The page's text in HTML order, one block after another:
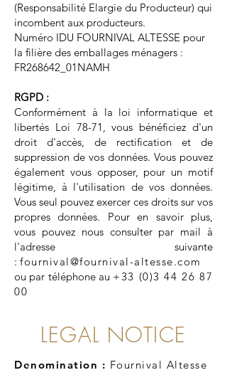
(Responsabilité Elargie du Producteur) qui
incombent aux producteurs.
Numéro IDU FOURNIVAL ALTESSE pour
la filière des emballages ménagers :
FR268642_01NAMH
RGPD :
Conformément à la loi informatique et
libertés Loi 78-71, vous bénéficiez d'un
droit d'accès, de rectification et de
suppression de vos données. Vous pouvez
également vous opposer, pour un motif
légitime, à l'utilisation de vos données.
Vous seul pouvez exercer ces droits sur vos
propres données. Pour en savoir plus,
vous pouvez nous consulter par mail à
l'adresse suivante
: fournival@fournival-altesse.com
ou par téléphone au +33 (0)3 44 26 87
00
LEGAL NOTICE
Denomination : Fournival Altesse